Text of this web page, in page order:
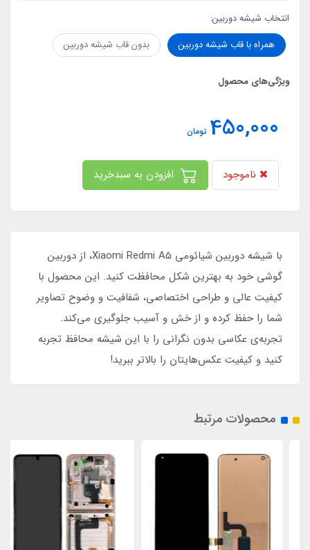
انتخاب شیشه دوربین:
همراه با قاب شیشه دوربین
بدون قاب شیشه دوربین
ویژگی‌های محصول
450,000 تومان
ناموجود
با شیشه دوربین شیائومی Xiaomi Redmi A5، از دوربین
گوشی خود به بهترین شکل محافظت کنید. این محصول با
کیفیت عالی و طراحی اختصاصی، شفافیت و وضوح تصاویر
شما را حفظ کرده و از خش و آسیب جلوگیری می‌کند.
تجربه‌ی عکاسی بدون نگرانی را با این شیشه محافظ تجربه
کنید و کیفیت عکس‌هایتان را بالاتر ببرید!
محصولات مرتبط